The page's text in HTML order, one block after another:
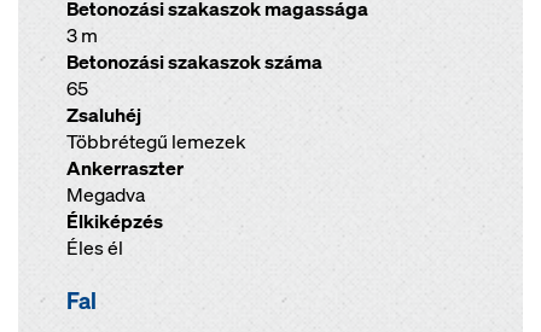
Betonozási szakaszok magassága
3 m
Betonozási szakaszok száma
65
Zsaluhéj
Többrétegű lemezek
Ankerraszter
Megadva
Élkiképzés
Éles él
Fal